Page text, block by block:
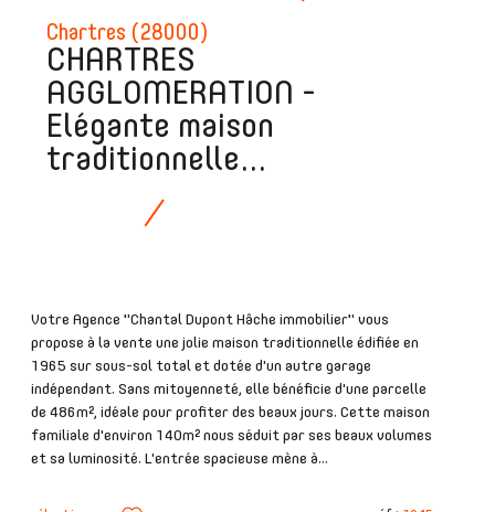
Chartres (28000)
CHARTRES
AGGLOMERATION -
Elégante maison
traditionnelle...
Votre Agence "Chantal Dupont Hâche immobilier" vous
propose à la vente une jolie maison traditionnelle édifiée en
1965 sur sous-sol total et dotée d'un autre garage
indépendant. Sans mitoyenneté, elle bénéficie d'une parcelle
de 486m², idéale pour profiter des beaux jours. Cette maison
familiale d'environ 140m² nous séduit par ses beaux volumes
et sa luminosité. L'entrée spacieuse mène à...